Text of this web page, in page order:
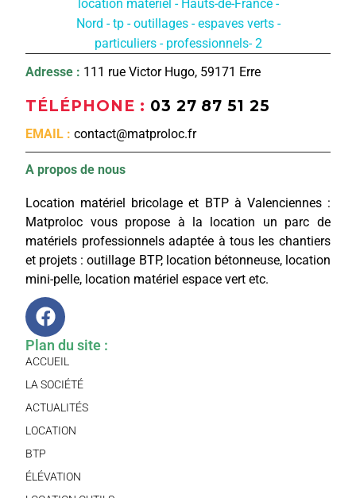
Adresse : 111 rue Victor Hugo, 59171 Erre
TÉLÉPHONE : 03 27 87 51 25
EMAIL :contact@matproloc.fr
A propos de nous
Location matériel bricolage et BTP à Valenciennes :
Matproloc vous propose à la location un parc de
matériels professionnels adaptée à tous les chantiers
et projets : outillage BTP, location bétonneuse, location
mini-pelle, location matériel espace vert etc.
Plan du site :
ACCUEIL
LA SOCIÉTÉ
ACTUALITÉS
LOCATION
BTP
ÉLÉVATION